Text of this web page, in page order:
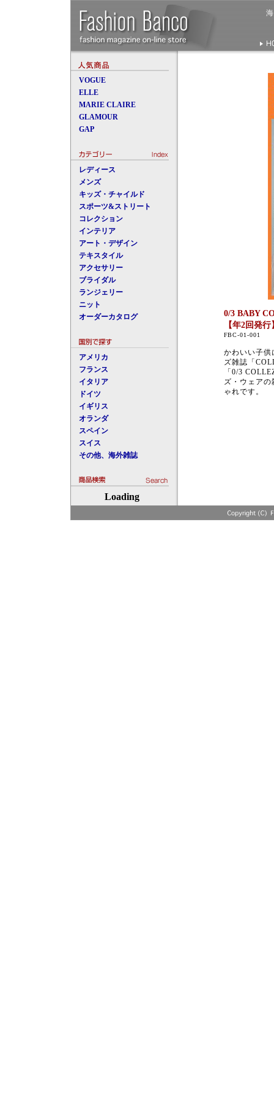
VOGUE
ELLE
MARIE CLAIRE
GLAMOUR
GAP
レディース
メンズ
キッズ・チャイルド
スポーツ&ストリート
コレクション
インテリア
アート・デザイン
テキスタイル
アクセサリー
ブライダル
ランジェリー
ニット
オーダーカタログ
アメリカ
フランス
イタリア
ドイツ
イギリス
オランダ
スペイン
スイス
その他、海外雑誌
Loading
0/3 BABY
【年2回発行
FBC-01-001
かわいい子
ズ雑誌「
「0/3
ズ・ウェア
ゃれです。